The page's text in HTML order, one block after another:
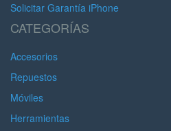
Solicitar Garantía iPhone
CATEGORÍAS
Accesorios
Repuestos
Móviles
Herramientas